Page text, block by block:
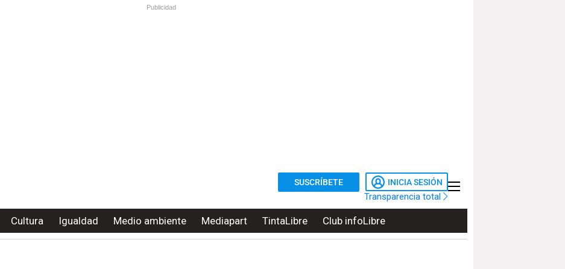
Publicidad
SUSCRÍBETE INICIA SESIÓN
Transparencia total
Cultura Igualdad Medio ambiente Mediapart TintaLibre Club infoLibre